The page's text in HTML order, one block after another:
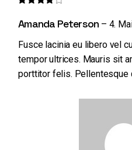
Amanda Peterson – 4.
Fusce lacinia eu libero vel
tempor ultrices. Mauris sit
porttitor felis. Pellentesque